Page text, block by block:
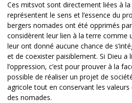
Ces mitsvot sont directement liées à
représentent le sens et l’essence du
bergers nomades ont été opprimés
considèrent leur lien à la terre comme
leur ont donné aucune chance de
et de coexister paisiblement. Si Dieu a
l’oppression, c’est pour prouver à la
possible de réaliser un projet de
agricole tout en conservant les valeurs
des nomades.